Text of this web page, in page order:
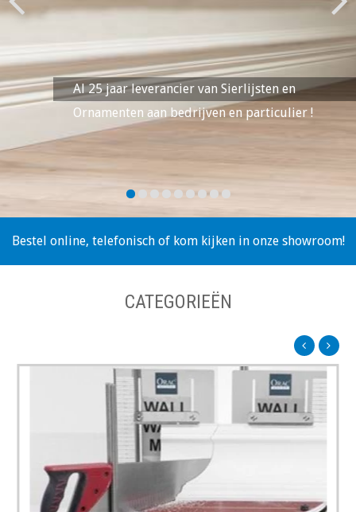
Al 25 jaar leverancier van Sierlijsten en
Ornamenten aan bedrijven en particulier !
Next
Bestel online, telefonisch of kom kijken in onze showroom!
CATEGORIEËN